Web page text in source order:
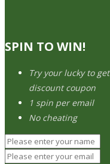
SPIN TO WIN!
Try your lucky to get
discount coupon
1 spin per email
No cheating